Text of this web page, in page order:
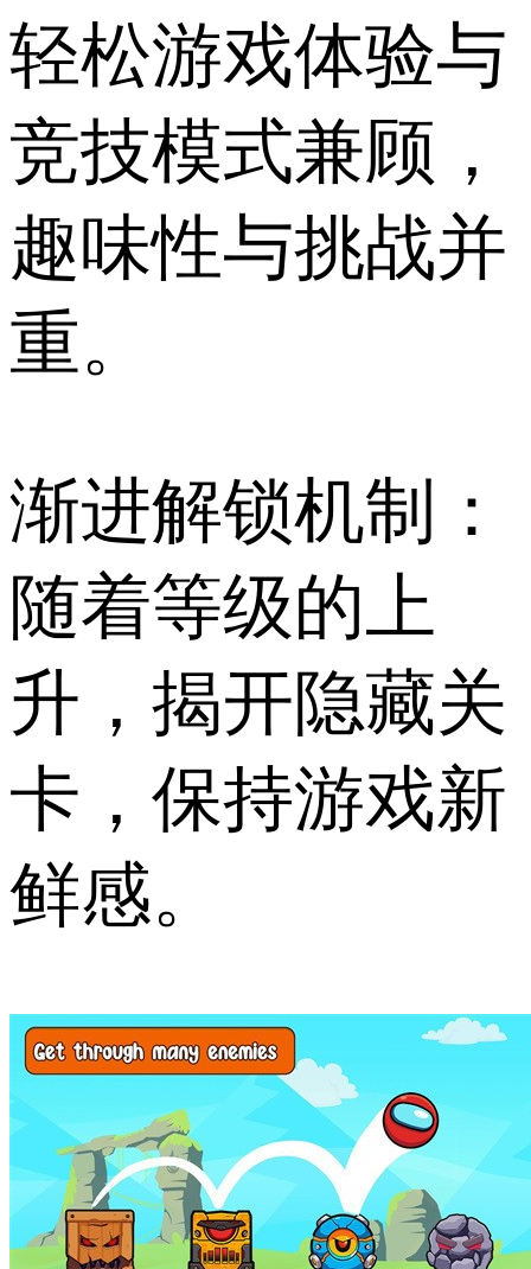
轻松游戏体验与
竞技模式兼顾，
趣味性与挑战并
重。
渐进解锁机制：
随着等级的上
升，揭开隐藏关
卡，保持游戏新
鲜感。